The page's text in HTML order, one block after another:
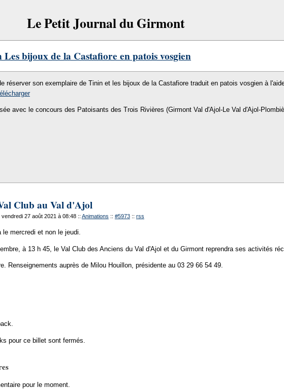
Le Petit Journal du Girmont
bijoux de la Castafiore en patois vosgien
réserver son exemplaire de Tinin et les bijoux de la Castafiore traduit en patois vosgien à
avec le concours des Patoisants des Trois Rivières (Girmont Val d'Ajol-Le Val d'Ajol-
Club au Val d'Ajol
27 août 2021 à 08:48 :: Animations :: #5973 :: rss
mercredi et non le jeudi.
à 13 h 45, le Val Club des Anciens du Val d'Ajol et du Girmont reprendra ses activités
Renseignements auprès de Milou Houillon, présidente au 03 29 66 54 49.
pour ce billet sont fermés.
pour le moment.